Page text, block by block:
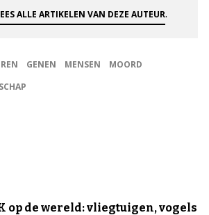
ALLE ARTIKELEN VAN DEZE AUTEUR.
GENEN MENSEN
MOORD
op de wereld: vliegtuigen, vogels